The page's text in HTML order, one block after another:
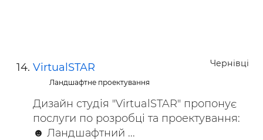
Чернівці
VirtualSTAR
Ландшафтне проектування
Дизайн студія "VirtualSTAR" пропонує
послуги по розробці та проектування:
☻ Ландшафтний ...